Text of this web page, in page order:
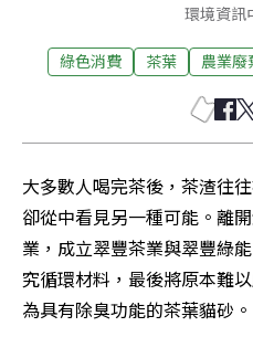
環境資訊
綠色消費 茶葉 農業廢
大多數人喝完茶後，茶渣往
卻從中看見另一種可能。離
業，成立翠豐茶業與翠豐綠
究循環材料，最後將原本難
為具有除臭功能的茶葉貓砂。